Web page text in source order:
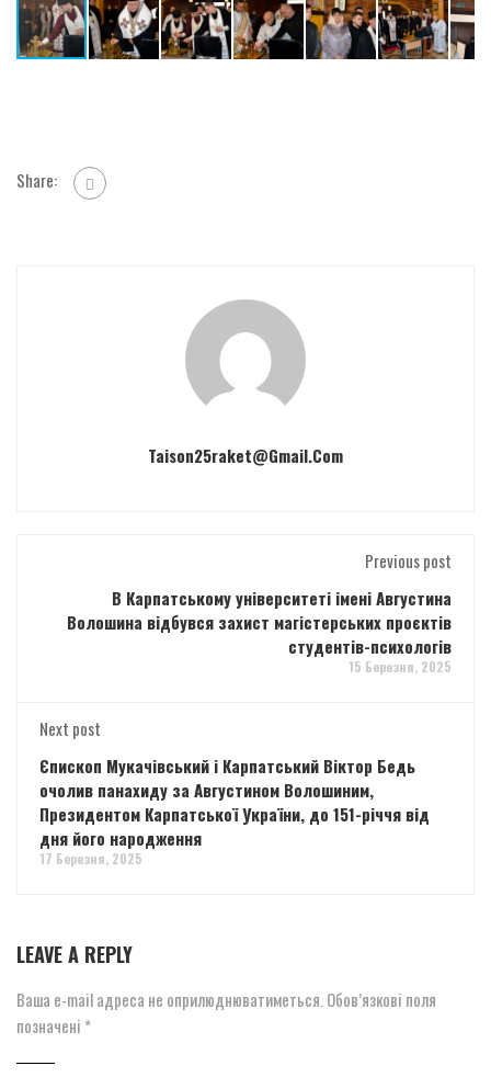
Share:
Taison25raket@gmail.com
Previous post
В Карпатському університеті імені Августина
Волошина відбувся захист магістерських проєктів
студентів-психологів
15 Березня, 2025
Next post
Єпископ Мукачівський і Карпатський Віктор Бедь
очолив панахиду за Августином Волошиним,
Президентом Карпатської України, до 151-річчя від
дня його народження
17 Березня, 2025
LEAVE A REPLY
Ваша e-mail адреса не оприлюднюватиметься. Обов’язкові поля
позначені *